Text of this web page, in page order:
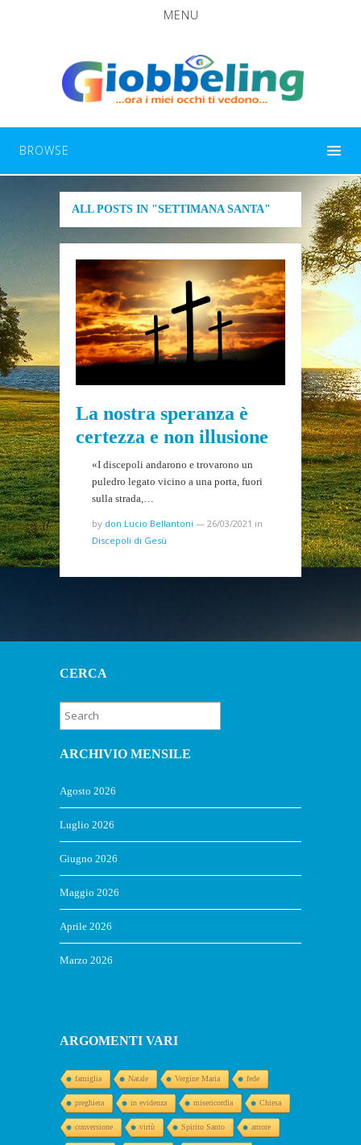
MENU
BROWSE
ALL POSTS IN "SETTIMANA SANTA"
La nostra speranza è
certezza e non illusione
«I discepoli andarono e trovarono un
puledro legato vicino a una porta, fuori
sulla strada,…
by don Lucio Bellantoni — 26/03/2021 in
Discepoli di Gesù
CERCA
ARCHIVIO MENSILE
Agosto 2026
Luglio 2026
Giugno 2026
Maggio 2026
Aprile 2026
Marzo 2026
ARGOMENTI VARI
famiglia Natale Vergine Maria fede
preghiera in evidenza misericordia Chiesa
conversione virtù Spirito Santo amore